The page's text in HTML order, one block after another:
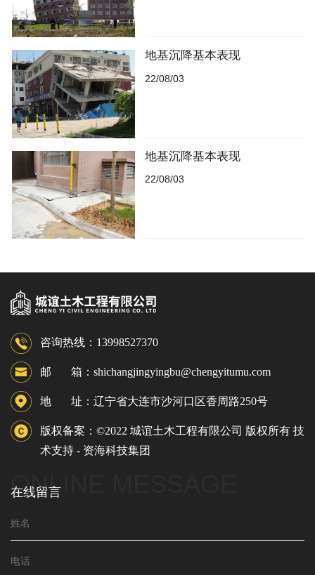
地基沉降基本表现
22/08/03
地基沉降基本表现
22/08/03
咨询热线：13998527370
邮 箱：shichangjingyingbu@chengyitumu.com
地 址：辽宁省大连市沙河口区香周路250号
版权备案：©2022 城谊土木工程有限公司 版权所有 技
术支持 - 资海科技集团
ONLINE MESSAGE
在线留言